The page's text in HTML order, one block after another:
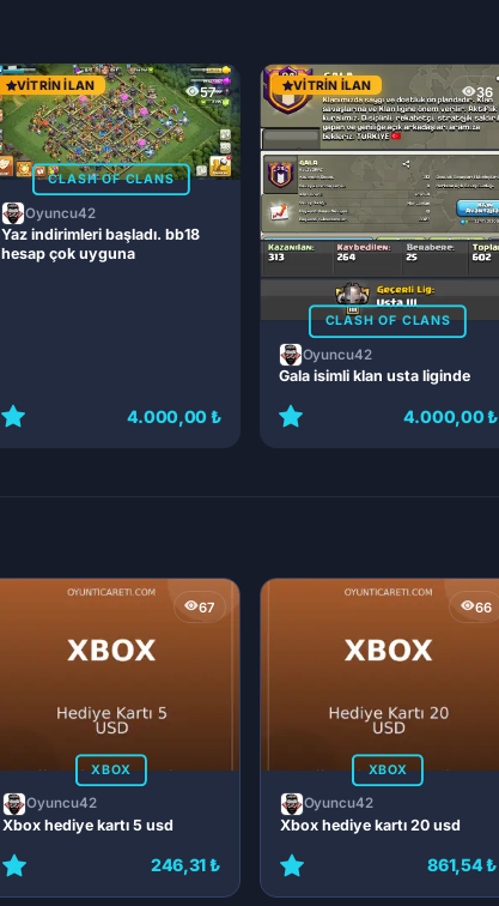
57
VITRIN İLAN
CLASH OF CLANS
Oyuncu42
Yaz indirimleri başladı. bb18
hesap çok uyguna
4.000,00 ₺
36
VITRIN İLAN
CLASH OF CLANS
Oyuncu42
Gala isimli klan usta liginde
4.000,00 ₺
67
XBOX
Oyuncu42
Xbox hediye kartı 5 usd
246,31 ₺
66
XBOX
Oyuncu42
Xbox hediye kartı 20 usd
861,54 ₺